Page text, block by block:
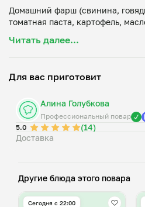
Домашний фарш (свинина,
Читать далее...
Для вас приготовит
Алина Голубкова
Профессиональный повар
5.0
(14)
Доставка
Другие блюда этого повара
Сегодня с 22:00